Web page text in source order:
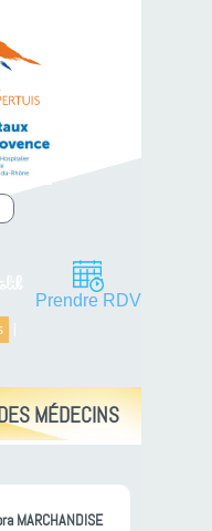
Prendre RDV
MÉDECINS
MARCHANDISE